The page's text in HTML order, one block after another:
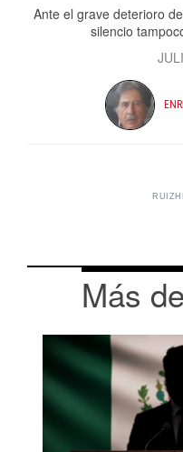
Ante el grave deterioro
silencio
Más